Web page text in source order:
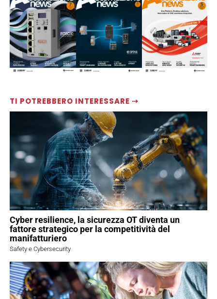
TI POTREBBERO INTERESSARE ⇢
Cyber resilience, la sicurezza OT diventa un
fattore strategico per la competitività del
manifatturiero
Safety e Cybersecurity